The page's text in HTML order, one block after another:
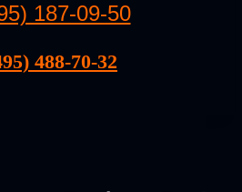
187-09-50
488-70-32